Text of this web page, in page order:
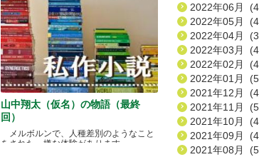
山中翔太（仮名）の物語（最終
回）
メルボルンで、人種差別のようなこと
をされた、嫌な体験があります.....
2022年06月
2022年05月
2022年04月
2022年03月
2022年02月
2022年01月
2021年12月
2021年11月
2021年10月
2021年09月
2021年08月